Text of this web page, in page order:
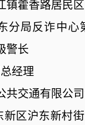
镇藿香路居民
分局反诈中
警长
经理
共交通有限公
新区沪东新村